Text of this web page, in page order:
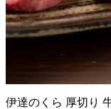
伊達のくら 厚切り